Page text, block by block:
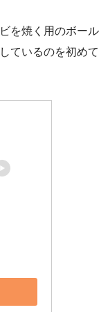
を焼く用のボール
ているのを初めて